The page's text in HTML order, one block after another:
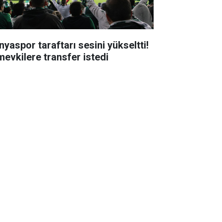
taraftarı sesini yükseltti!
transfer istedi